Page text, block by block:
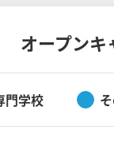
オープンキ
門学校